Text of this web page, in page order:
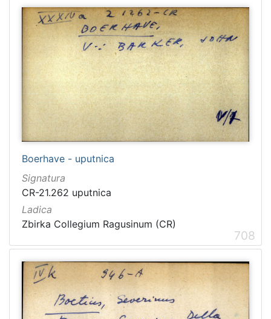
Boerhave - uputnica
Signatura
CR-21.262 uputnica
Ladica
Zbirka Collegium Ragusinum (CR)
708